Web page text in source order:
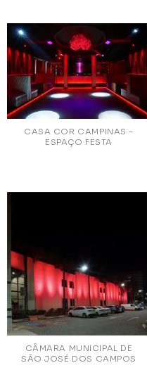
CASA COR CAMPINAS –
ESPAÇO FESTA
CÂMARA MUNICIPAL DE
SÃO JOSÉ DOS CAMPOS